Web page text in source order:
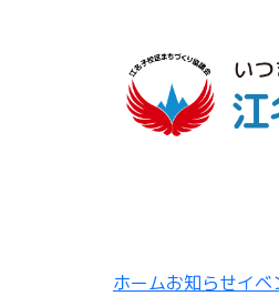
ホームお知らせイベ